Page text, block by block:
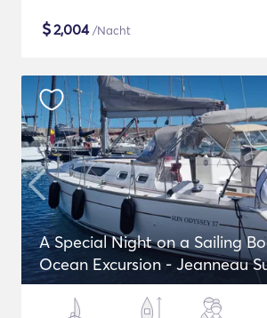
$2,004/Nacht
A Special Night on a Sailing
Ocean Excursion - Jeanneau